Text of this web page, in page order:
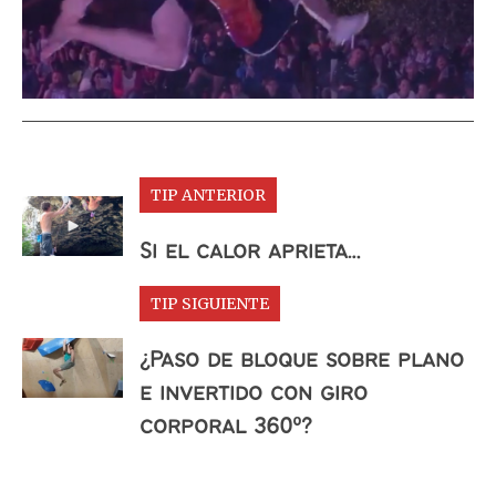
TIP ANTERIOR
Si el calor aprieta…
TIP SIGUIENTE
¿Paso de bloque sobre plano
e invertido con giro
corporal 360º?